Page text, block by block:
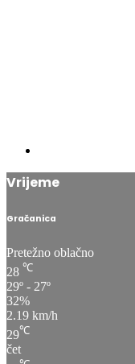
Vrijeme
Gračanica
Pretežno oblačno
29º - 27º
32%
2.19 km/h
29℃
čet
36 ℃
pet